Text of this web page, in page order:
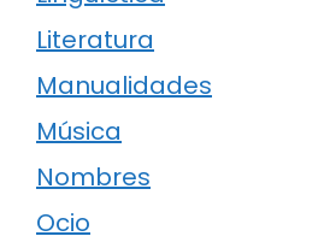
Literatura
Manualidades
Música
Nombres
Ocio